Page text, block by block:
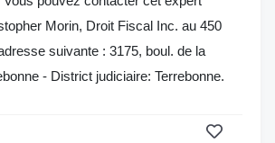
Morin, Droit Fiscal Inc. au 450
suivante : 3175, boul. de la
- District judiciaire: Terrebonne.